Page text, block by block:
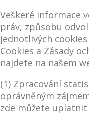
Veškeré informace
práv, způsobu
jednotlivých
Cookies a Zásady
najdete na našem
(1) Zpracování
oprávněným
zde můžete